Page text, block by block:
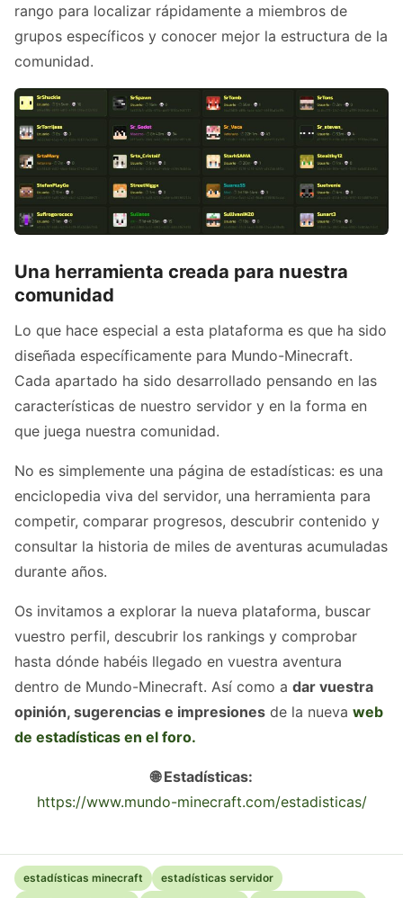
rango para localizar rápidamente a miembros de
grupos específicos y conocer mejor la estructura de la
comunidad.
Una herramienta creada para nuestra
comunidad
Lo que hace especial a esta plataforma es que ha sido
diseñada específicamente para Mundo-Minecraft.
Cada apartado ha sido desarrollado pensando en las
características de nuestro servidor y en la forma en
que juega nuestra comunidad.
No es simplemente una página de estadísticas: es una
enciclopedia viva del servidor, una herramienta para
competir, comparar progresos, descubrir contenido y
consultar la historia de miles de aventuras acumuladas
durante años.
Os invitamos a explorar la nueva plataforma, buscar
vuestro perfil, descubrir los rankings y comprobar
hasta dónde habéis llegado en vuestra aventura
dentro de Mundo-Minecraft. Así como a dar vuestra
opinión, sugerencias e impresiones de la nueva web
de estadísticas en el foro.
🌐 Estadísticas:
https://www.mundo-minecraft.com/estadisticas/
estadísticas minecraft
estadísticas servidor